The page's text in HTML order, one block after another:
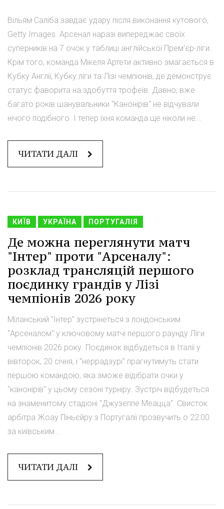
Вільям Саліба завдає удару після виконання кутового,
Getty Images. Арсенал наразі випереджає своїх
суперників на 7 очок у таблиці англійської Прем'єр-ліги.
Крім того, команда Мікеля Артети активно змагається в
Кубку Англії, Кубку ліги та Лізі чемпіонів, де демонструє
статус фаворита на здобуття трофеїв. Давно, вже
багато років шанувальники "Канонірів" не відчували
нічого подібного. І тепер їхня команда ще ніколи не...
ЧИТАТИ ДАЛІ
КИЇВ УКРАЇНА ПОРТУГАЛІЯ
Де можна переглянути матч
"Інтер" проти "Арсеналу":
розклад трансляцій першого
поєдинку грандiв у Лізі
чемпіонів 2026 року
Міланський "Інтер" зустрінеться з лондонським
"Арсеналом" у ключовому матчі першого раунду Ліги
чемпіонів 2026 року. Поєдинок відбудеться в Італії у
вівторок, 20 січня, і "неррадзурі" прагнутимуть стати
першою командою, яка зможе відібрати очки у
"канонірів" у цьому сезоні турніру. Зустріч відбудеться
на знаменитому стадіоні "Джузеппе Меацца". Свисток
арбітра Жоау Піньєйру з Португалії прозвучить о 22:00
за київським...
ЧИТАТИ ДАЛІ